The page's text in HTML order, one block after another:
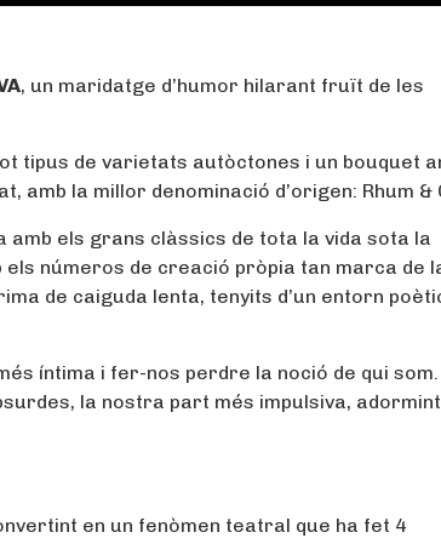
, un maridatge d’humor hilarant fruït de les
tipus de varietats autòctones i un bouquet
amb la millor denominació d’origen: Rhum &
amb els grans clàssics de tota la vida sota la
els números de creació pròpia tan marca de
de caiguda lenta, tenyits d’un entorn
íntima i fer-nos perdre la noció de qui som.
la nostra part més impulsiva,
en un fenòmen teatral que ha fet 4